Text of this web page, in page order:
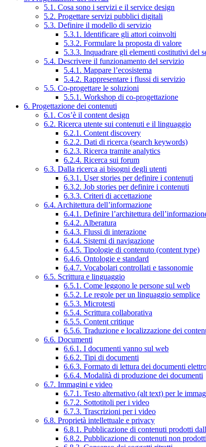
5.1. Cosa sono i servizi e il service design
5.2. Progettare servizi pubblici digitali
5.3. Definire il modello di servizio
5.3.1. Identificare gli attori coinvolti
5.3.2. Formulare la proposta di valore
5.3.3. Inquadrare gli elementi costitutivi del
5.4. Descrivere il funzionamento del servizio
5.4.1. Mappare l’ecosistema
5.4.2. Rappresentare i flussi di servizio
5.5. Co-progettare le soluzioni
5.5.1. Workshop di co-progettazione
6. Progettazione dei contenuti
6.1. Cos’è il content design
6.2. Ricerca utente sui contenuti e il linguaggio
6.2.1. Content discovery
6.2.2. Dati di ricerca (search keywords)
6.2.3. Ricerca tramite analytics
6.2.4. Ricerca sui forum
6.3. Dalla ricerca ai bisogni degli utenti
6.3.1. User stories per definire i contenuti
6.3.2. Job stories per definire i contenuti
6.3.3. Criteri di accettazione
6.4. Architettura dell’informazione
6.4.1. Definire l’architettura
6.4.2. Alberatura
6.4.3. Flussi di interazione
6.4.4. Sistemi di navigazione
6.4.5. Tipologie di contenuto (content type)
6.4.6. Ontologie e standard
6.4.7. Vocabolari controllati e tassonomie
6.5. Scrittura e linguaggio
6.5.1. Come leggono le persone sul web
6.5.2. Le regole per un linguaggio semplice
6.5.3. Microtesti
6.5.4. Scrittura collaborativa
6.5.5. Content critique
6.5.6. Traduzione e localizzazione dei
6.6. Documenti
6.6.1. I documenti vanno sul web
6.6.2. Tipi di documenti
6.6.3. Formato di lettura dei documenti
6.6.4. Modalità di produzione dei documenti
6.7. Immagini e video
6.7.1. Testo alternativo (alt text) per le
6.7.2. Sottotitoli per i video
6.7.3. Trascrizioni per i video
6.8. Proprietà intellettuale e privacy
6.8.1. Pubblicazione di contenuti prodotti
6.8.2. Pubblicazione di contenuti non